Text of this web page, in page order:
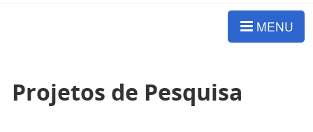
MENU
Projetos de Pesquisa